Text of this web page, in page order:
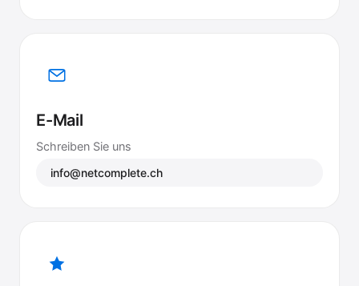
E-Mail
Schreiben Sie uns
info@netcomplete.ch